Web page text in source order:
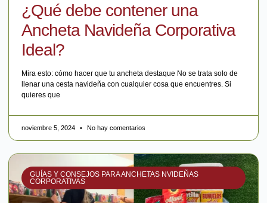
¿Qué debe contener una
Ancheta Navideña Corporativa
Ideal?
Mira esto: cómo hacer que tu ancheta destaque No se trata solo de
llenar una cesta navideña con cualquier cosa que encuentres. Si
quieres que
noviembre 5, 2024 No hay comentarios
GUÍAS Y CONSEJOS PARA ANCHETAS NVIDEÑAS
CORPORATIVAS